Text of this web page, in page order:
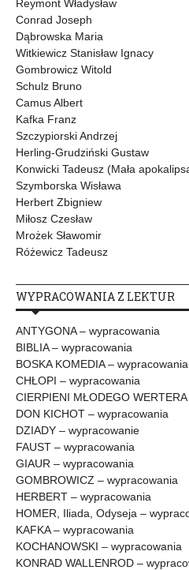
Reymont Władysław
Conrad Joseph
Dąbrowska Maria
Witkiewicz Stanisław Ignacy
Gombrowicz Witold
Schulz Bruno
Camus Albert
Kafka Franz
Szczypiorski Andrzej
Herling-Grudziński Gustaw
Konwicki Tadeusz (Mała
Szymborska Wisława
Herbert Zbigniew
Miłosz Czesław
Mrożek Sławomir
Różewicz Tadeusz
WYPRACOWANIA Z LEKTUR
ANTYGONA – wypracowania
BIBLIA – wypracowania
BOSKA KOMEDIA – wypracowania
CHŁOPI – wypracowania
CIERPIENI MŁODEGO
DON KICHOT – wypracowania
DZIADY – wypracowanie
FAUST – wypracowania
GIAUR – wypracowania
GOMBROWICZ – wypracowania
HERBERT – wypracowania
HOMER, Iliada, Odyseja –
KAFKA – wypracowania
KOCHANOWSKI – wypracowania
KONRAD WALLENROD –